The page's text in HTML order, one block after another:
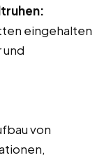
eingehalten
und
von